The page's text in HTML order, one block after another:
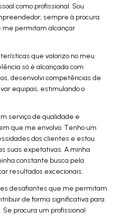
como profissional. Sou
sempre à procura
me permitam alcançar
que valorizo no meu
só é alcançada com
desenvolvi competências de
equipas, estimulando o
serviço de qualidade e
que me envolvo. Tenho um
dos clientes e estou
suas expetativas. A minha
constante busca pela
resultados excecionais.
desafiantes que me permitam
de forma significativa para
procura um profissional